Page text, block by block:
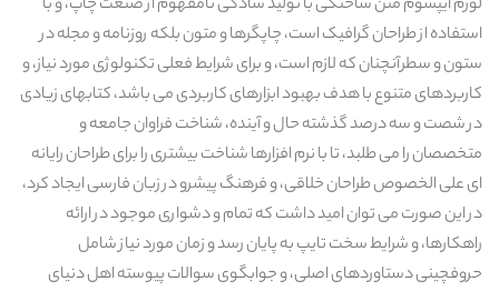
لورم ایپسوم متن ساختگی با تولید سادگی نامفهوم از صنعت چاپ، و با
استفاده از طراحان گرافیک است، چاپگرها و متون بلکه روزنامه و مجله در
ستون و سطرآنچنان که لازم است، و برای شرایط فعلی تکنولوژی مورد نیاز، و
کاربردهای متنوع با هدف بهبود ابزارهای کاربردی می باشد، کتابهای زیادی
در شصت و سه درصد گذشته حال و آینده، شناخت فراوان جامعه و
متخصصان را می طلبد، تا با نرم افزارها شناخت بیشتری را برای طراحان رایانه
ای علی الخصوص طراحان خلاقی، و فرهنگ پیشرو در زبان فارسی ایجاد کرد،
در این صورت می توان امید داشت که تمام و دشواری موجود در ارائه
راهکارها، و شرایط سخت تایپ به پایان رسد و زمان مورد نیاز شامل
حروفچینی دستاوردهای اصلی، و جوابگوی سوالات پیوسته اهل دنیای